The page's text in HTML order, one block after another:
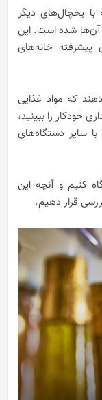
با یخچال‌های دیگر
آن‌ها شده است. این
پیشرفته خانه‌های
که مواد غذایی
خودکار را ببینید،
با سایر دستگاه‌های
کنیم و آنچه این
قرار دهیم.